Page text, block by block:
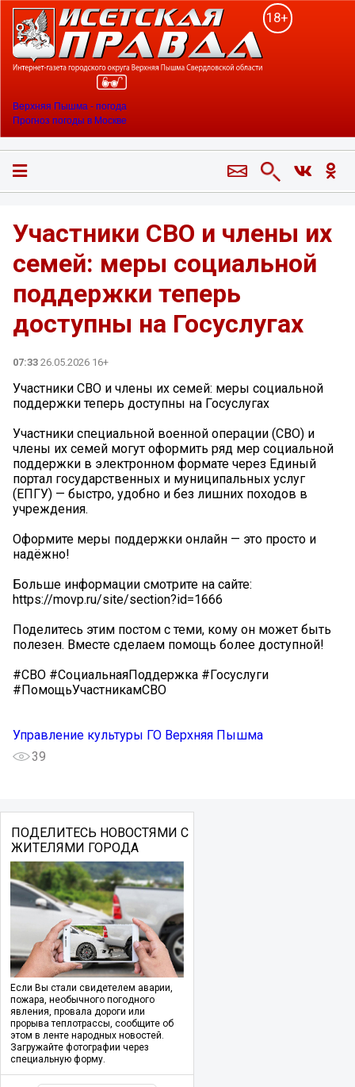
18+
Верхняя Пышма - погода
Прогноз погоды в Москве
Участники СВО и члены их
семей: меры социальной
поддержки теперь
доступны на Госуслугах
07:33 26.05.2026 16+
Участники СВО и члены их семей: меры социальной
поддержки теперь доступны на Госуслугах
Участники специальной военной операции (СВО) и
члены их семей могут оформить ряд мер социальной
поддержки в электронном формате через Единый
портал государственных и муниципальных услуг
(ЕПГУ) — быстро, удобно и без лишних походов в
учреждения.
Оформите меры поддержки онлайн — это просто и
надёжно!
Больше информации смотрите на сайте:
https://movp.ru/site/section?id=1666
Поделитесь этим постом с теми, кому он может быть
полезен. Вместе сделаем помощь более доступной!
#СВО #СоциальнаяПоддержка #Госуслуги
#ПомощьУчастникамСВО
Управление культуры ГО Верхняя Пышма
39
ПОДЕЛИТЕСЬ НОВОСТЯМИ С
ЖИТЕЛЯМИ ГОРОДА
Если Вы стали свидетелем аварии,
пожара, необычного погодного
явления, провала дороги или
прорыва теплотрассы, сообщите об
этом в ленте народных новостей.
Загружайте фотографии через
специальную форму.